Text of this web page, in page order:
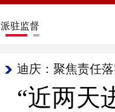
派驻监督
迪庆：聚焦责任
“近两天